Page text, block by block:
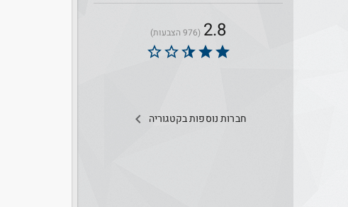
2.8 (976 הצבעות)
star
star
star_half
star_border
star_border
חברות נוספות בקטגוריה navigate_before